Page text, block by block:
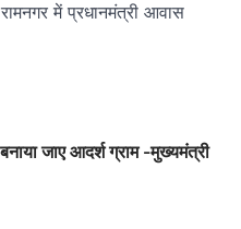
में प्रधानमंत्री आवास
जाए आदर्श ग्राम -मुख्यमंत्री